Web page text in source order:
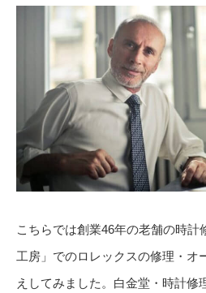
こちらでは創業46年の老舗の時計
工房」でのロレックスの修理・オ
えしてみました。白金堂・時計修